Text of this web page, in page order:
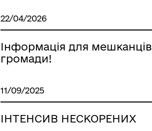
22/04/2026
Інформація для мешканців
громади!
11/09/2025
ІНТЕНСИВ НЕСКОРЕНИХ